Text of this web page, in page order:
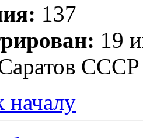
137
19
началу